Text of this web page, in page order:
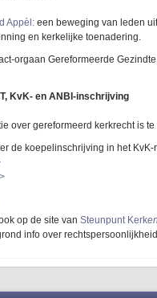
Appèl: een beweging van leden
en kerkelijke toenadering.
orgaan Gereformeerde
KvK- en ANBI-inschrijving
over gereformeerd kerkrecht is
de koepelinschrijving in het
op de site van Steunpunt Kerken
info over